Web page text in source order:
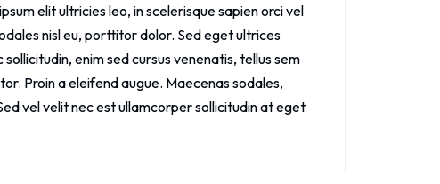
elit ultricies leo, in scelerisque sapien orci vel
nisl eu, porttitor dolor. Sed eget ultrices
enim sed cursus venenatis, tellus sem
Proin a eleifend augue. Maecenas sodales,
vel velit nec est ullamcorper sollicitudin at eget